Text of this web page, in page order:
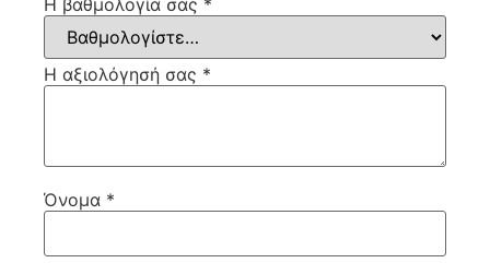
Η αξιολόγησή σας *
Όνομα *